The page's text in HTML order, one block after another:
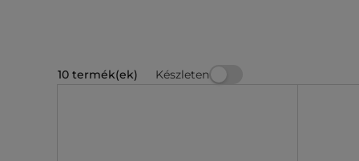
10 termék(ek) Készleten